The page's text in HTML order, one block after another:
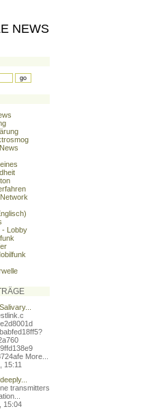
NEWS
- Lobby
18ff5?
fe More...
15:11
transmitters
15:04